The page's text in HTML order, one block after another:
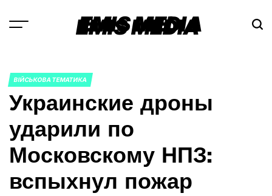
EMIS MEDIA
ОПУБЛИКОВАНО
В
ВІЙСЬКОВА ТЕМАТИКА
Украинские дроны
ударили по
Московскому НПЗ:
вспыхнул пожар